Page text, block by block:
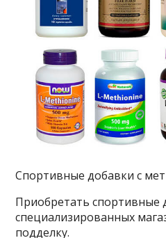
Спортивные добавки с
Приобретать спортивные
специализированных
подделку.